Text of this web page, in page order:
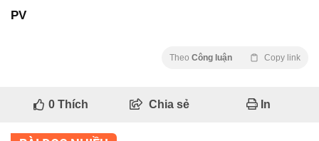
PV
Theo Công luận Copy link
0Thích Chia sẻ In